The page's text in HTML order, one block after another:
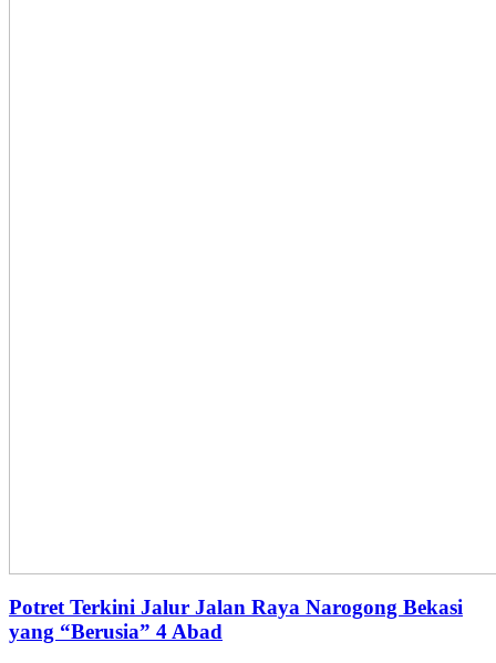
Potret Terkini Jalur Jalan Raya Narogong Bekasi
yang “Berusia” 4 Abad